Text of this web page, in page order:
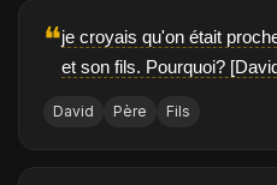
❝je croyais qu'on était
et son fils. Pourquoi?
David Père Fils